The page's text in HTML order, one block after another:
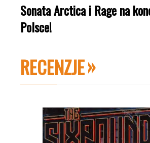
Sonata Arctica i Rage na
Polsce!
RECENZJE